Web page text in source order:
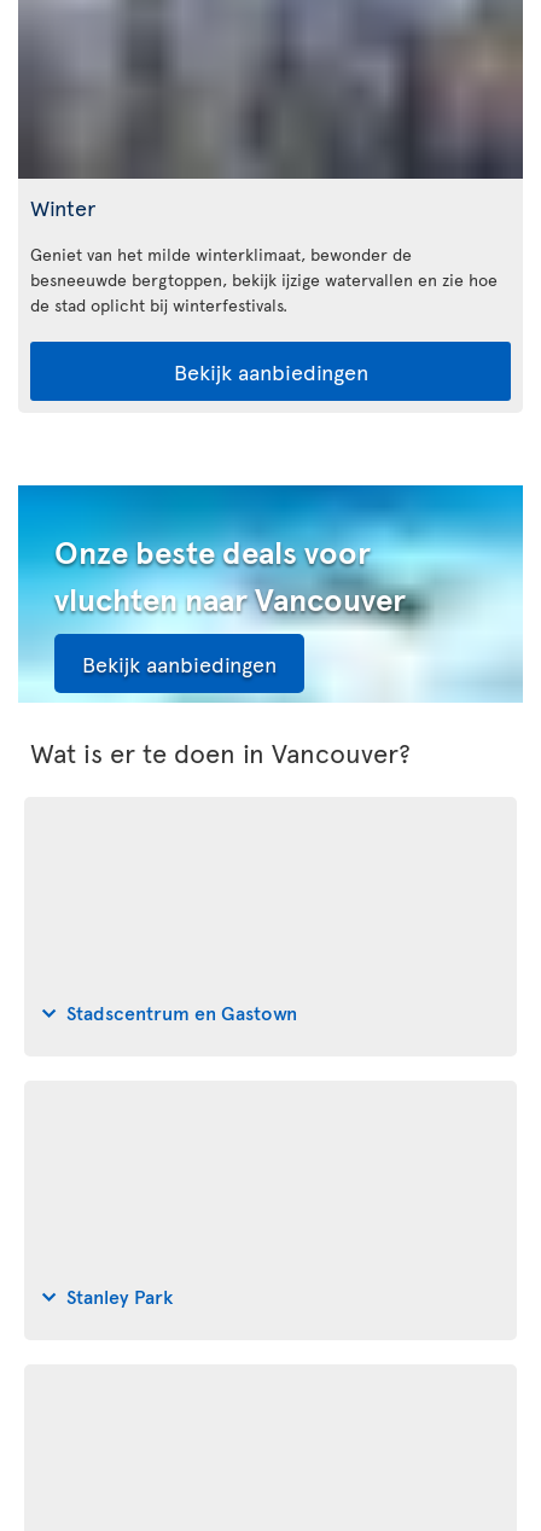
Winter
Geniet van het milde winterklimaat, bewonder de
besneeuwde bergtoppen, bekijk ijzige watervallen en zie hoe
de stad oplicht bij winterfestivals.
Bekijk aanbiedingen
Onze beste deals voor
vluchten naar Vancouver
Bekijk aanbiedingen
Wat is er te doen in Vancouver?
Stadscentrum en Gastown
Stanley Park